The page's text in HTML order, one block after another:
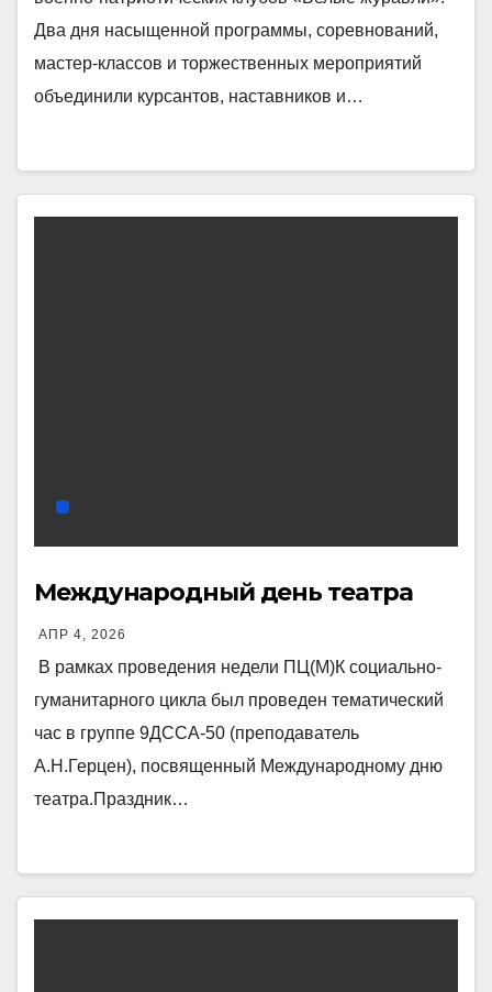
Два дня насыщенной программы, соревнований,
мастер-классов и торжественных мероприятий
объединили курсантов, наставников и…
Международный день театра
АПР 4, 2026
В рамках проведения недели ПЦ(М)К социально-
гуманитарного цикла был проведен тематический
час в группе 9ДССА-50 (преподаватель
А.Н.Герцен), посвященный Международному дню
театра.Праздник…